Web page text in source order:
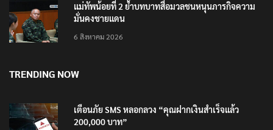
แม่ทัพน้อยที่ 2 ย้ำบทบาทสื่อมวลชนหนุนภารกิจความ
มั่นคงชายแดน
6 สิงหาคม 2026
TRENDING NOW
เตือนภัย SMS หลอกลวง “คุณฝากเงินสำเร็จแล้ว
200,000 บาท”